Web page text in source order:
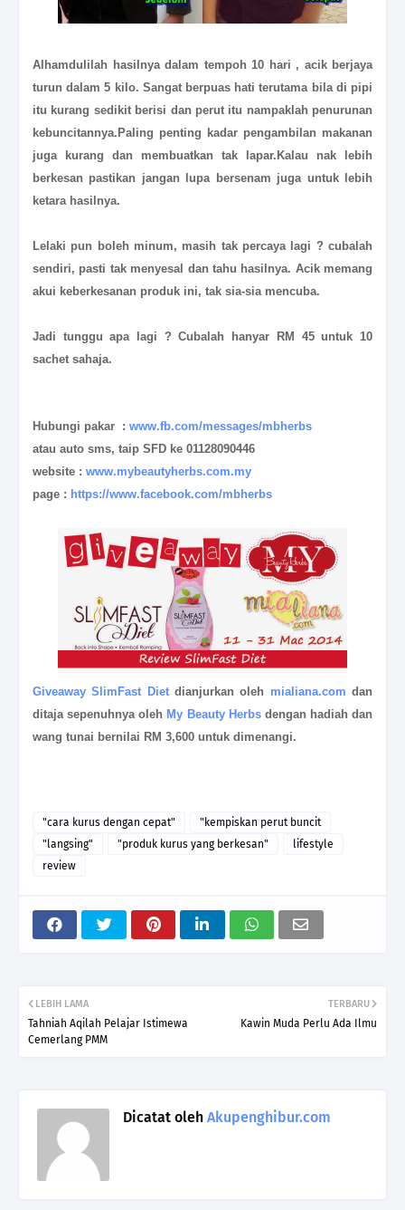
Alhamdulilah hasilnya dalam tempoh 10 hari , acik berjaya
turun dalam 5 kilo. Sangat berpuas hati terutama bila di pipi
itu kurang sedikit berisi dan perut itu nampaklah penurunan
kebuncitannya.Paling penting kadar pengambilan makanan
juga kurang dan membuatkan tak lapar.Kalau nak lebih
berkesan pastikan jangan lupa bersenam juga untuk lebih
ketara hasilnya.
Lelaki pun boleh minum, masih tak percaya lagi ? cubalah
sendiri, pasti tak menyesal dan tahu hasilnya. Acik memang
akui keberkesanan produk ini, tak sia-sia mencuba.
Jadi tunggu apa lagi ? Cubalah hanyar RM 45 untuk 10
sachet sahaja.
Hubungi pakar : www.fb.com/messages/mbherbs
atau auto sms, taip SFD ke 01128090446
website : www.mybeautyherbs.com.my
page : https://www.facebook.com/mbherbs
Giveaway SlimFast Dietdianjurkan oleh mialiana.com dan
ditaja sepenuhnya oleh My Beauty Herbsdengan hadiah dan
wang tunai bernilai RM 3,600 untuk dimenangi.
"cara kurus dengan cepat"
"kempiskan perut buncit
"langsing"
"produk kurus yang berkesan"
lifestyle
review
TERBARU
Kawin Muda Perlu Ada Ilmu
LEBIH LAMA
Tahniah Aqilah Pelajar Istimewa
Cemerlang PMM
Dicatat oleh Akupenghibur.com